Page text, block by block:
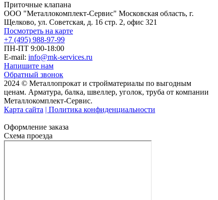
Приточные клапана
ООО "Металлокомплект-Сервис" Московская область, г.
Щелково, ул. Советская, д. 16 стр. 2, офис 321
Посмотреть на карте
+7 (495) 988-97-99
ПН-ПТ 9:00-18:00
E-mail: info@mk-services.ru
Напишите нам
Обратный звонок
2024 © Металлопрокат и стройматериалы по выгодным
ценам. Арматура, балка, швеллер, уголок, труба от компании
Металлокомплект-Сервис.
Карта сайта | Политика конфиденциальности
Оформление заказа
Схема проезда